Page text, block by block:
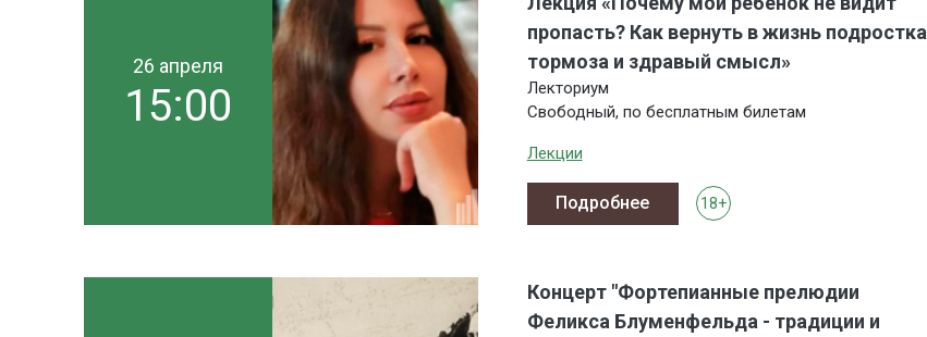
26 апреля
15:00
пропасть? Как вернуть в жизнь подростка
тормоза и здравый смысл»
Лекториум
Свободный, по бесплатным билетам
Лекции
18+
Подробнее
Концерт "Фортепианные прелюдии
Феликса Блуменфельда - традиции и